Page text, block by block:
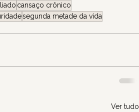
cansaço crônico
segunda metade da vida
Ver tudo